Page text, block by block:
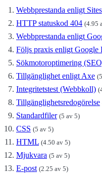
Webbprestanda enligt
HTTP statuskod 404 (4.95
Webbprestanda enligt
Följs praxis enligt Google
Sökmotoroptimering
Tillgänglighet enligt Axe
Integritetstest (Webbkoll)
Tillgänglighetsredogörelse
Standardfiler (5 av 5)
CSS (5 av 5)
HTML (4.50 av 5)
Mjukvara (5 av 5)
E-post (2.25 av 5)